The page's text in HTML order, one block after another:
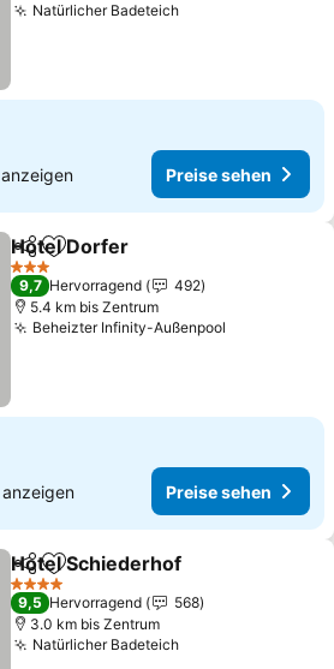
Natürlicher BadeteichPreise sehen
anzeigen Preise sehen
TeilenZu Favoriten hinzufügen
Hotel Dorfer
3 Sterne
9,7 Hervorragend
492
5.4 km bis Zentrum
Beheizter Infinity-Außenpool
anzeigen Preise sehen
TeilenZu Favoriten hinzufügen
Hotel Schiederhof
4 Sterne
9,5 Hervorragend
568
3.0 km bis Zentrum
Natürlicher BadeteichPreise sehen